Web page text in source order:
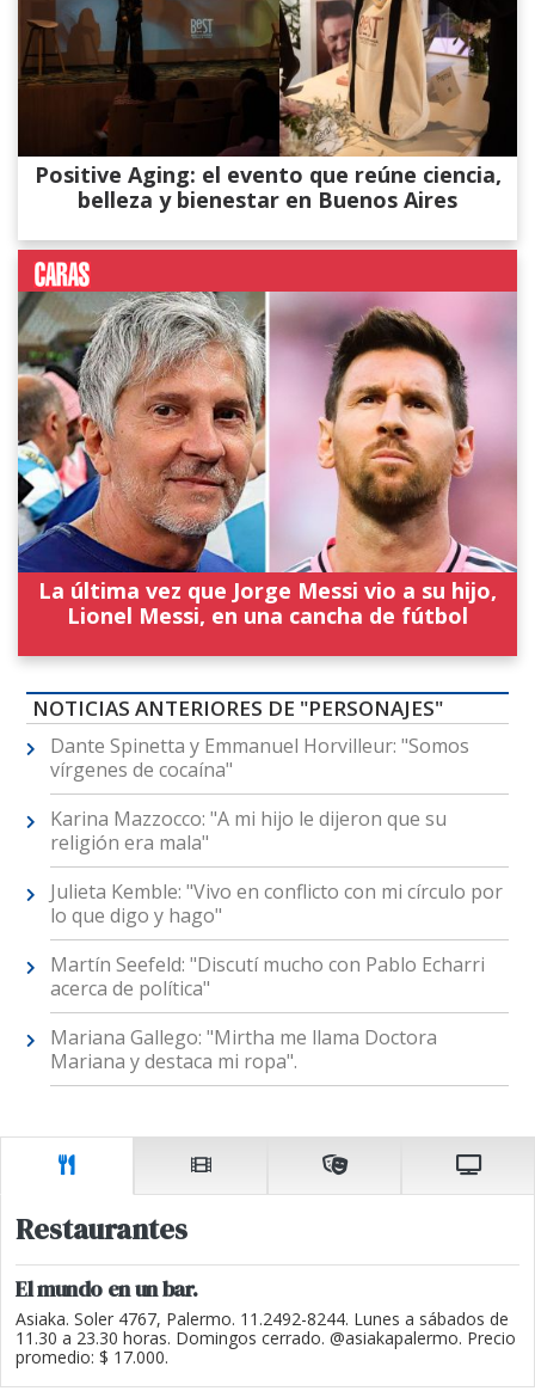
Positive Aging: el evento que reúne ciencia,
belleza y bienestar en Buenos Aires
La última vez que Jorge Messi vio a su hijo,
Lionel Messi, en una cancha de fútbol
NOTICIAS ANTERIORES DE "PERSONAJES"
Dante Spinetta y Emmanuel Horvilleur: "Somos
vírgenes de cocaína"
Karina Mazzocco: "A mi hijo le dijeron que su
religión era mala"
Julieta Kemble: "Vivo en conflicto con mi círculo por
lo que digo y hago"
Martín Seefeld: "Discutí mucho con Pablo Echarri
acerca de política"
Mariana Gallego: "Mirtha me llama Doctora
Mariana y destaca mi ropa".
Restaurantes
El mundo en un bar.
Asiaka. Soler 4767, Palermo. 11.2492-8244. Lunes a sábados de
11.30 a 23.30 horas. Domingos cerrado. @asiakapalermo. Precio
promedio: $ 17.000.